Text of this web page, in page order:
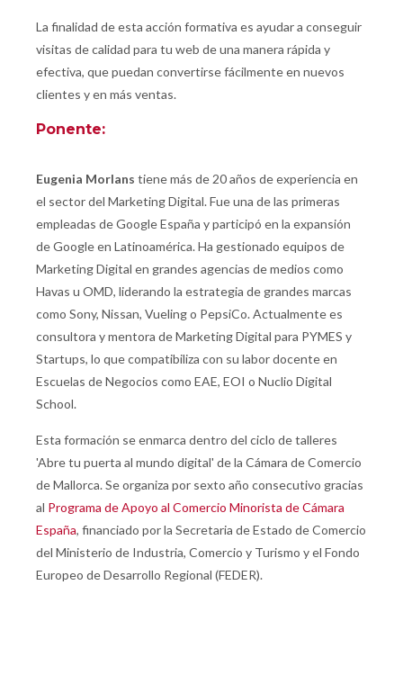
La finalidad de esta acción formativa es ayudar a conseguir
visitas de calidad para tu web de una manera rápida y
efectiva, que puedan convertirse fácilmente en nuevos
clientes y en más ventas.
Ponente:
Eugenia Morlans tiene más de 20 años de experiencia en
el sector del Marketing Digital. Fue una de las primeras
empleadas de Google España y participó en la expansión
de Google en Latinoamérica. Ha gestionado equipos de
Marketing Digital en grandes agencias de medios como
Havas u OMD, liderando la estrategia de grandes marcas
como Sony, Nissan, Vueling o PepsiCo. Actualmente es
consultora y mentora de Marketing Digital para PYMES y
Startups, lo que compatibiliza con su labor docente en
Escuelas de Negocios como EAE, EOI o Nuclio Digital
School.
Esta formación se enmarca dentro del ciclo de talleres
'Abre tu puerta al mundo digital' de la Cámara de Comercio
de Mallorca. Se organiza por sexto año consecutivo gracias
al Programa de Apoyo al Comercio Minorista de Cámara
España, financiado por la Secretaria de Estado de Comercio
del Ministerio de Industria, Comercio y Turismo y el Fondo
Europeo de Desarrollo Regional (FEDER).